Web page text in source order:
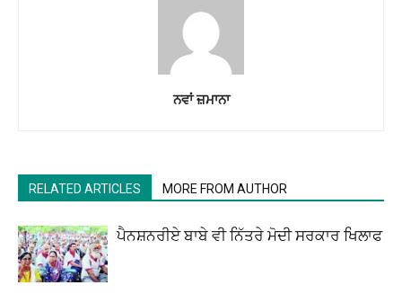
ਨਵਾਂ ਜ਼ਮਾਨਾ
RELATED ARTICLES MORE FROM AUTHOR
ਪੈਨਸ਼ਨਰੀਏ ਬਾਬੇ ਵੀ ਨਿੱਤਰੇ ਮੋਦੀ ਸਰਕਾਰ ਖਿਲਾਫ